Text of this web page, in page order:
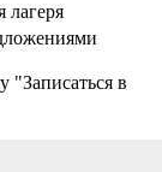
лагеря
"Записаться в